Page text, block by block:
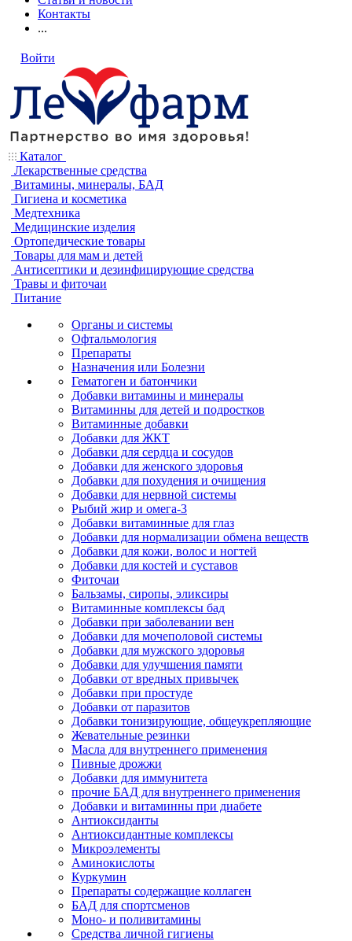
Контакты
...
Войти
Каталог
Лекарственные средства
Витамины, минералы, БАД
Гигиена и косметика
Медтехника
Медицинские изделия
Ортопедические товары
Товары для мам и детей
Антисептики и дезинфицирующие средства
Травы и фиточаи
Питание
Органы и системы
Офтальмология
Препараты
Назначения или Болезни
Гематоген и батончики
Добавки витамины и минералы
Витаминны для детей и подростков
Витаминные добавки
Добавки для ЖКТ
Добавки для сердца и сосудов
Добавки для женского здоровья
Добавки для похудения и очищения
Добавки для нервной системы
Рыбий жир и омега-3
Добавки витаминные для глаз
Добавки для нормализации обмена веществ
Добавки для кожи, волос и ногтей
Добавки для костей и суставов
Фиточаи
Бальзамы, сиропы, эликсиры
Витаминные комплексы бад
Добавки при заболевании вен
Добавки для мочеполовой системы
Добавки для мужского здоровья
Добавки для улучшения памяти
Добавки от вредных привычек
Добавки при простуде
Добавки от паразитов
Добавки тонизирующие, общеукрепляющие
Жевательные резинки
Масла для внутреннего применения
Пивные дрожжи
Добавки для иммунитета
прочие БАД для внутреннего применения
Добавки и витаминны при диабете
Антиоксиданты
Антиоксидантные комплексы
Микроэлементы
Аминокислоты
Куркумин
Препараты содержащие коллаген
БАД для спортсменов
Моно- и поливитамины
Средства личной гигиены